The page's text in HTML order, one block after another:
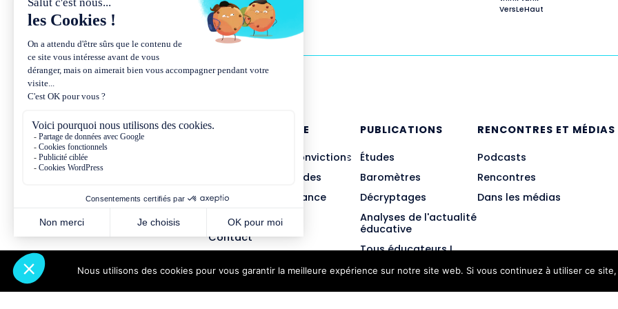
VersLeHaut
NOUS CONNAÎTRE
Présentation et convictions
Missions et méthodes
Équipe et gouvernance
Partenariats
Contact
PUBLICATIONS
Études
Baromètres
Décryptages
Analyses de l'actualité
éducative
Tous éducateurs !
RENCONTRES ET MÉDIAS
Podcasts
Rencontres
Dans les médias
Nous utilisons des cookies pour vous garantir la meilleure expérience sur notre site web. Si vous continuez à utiliser ce